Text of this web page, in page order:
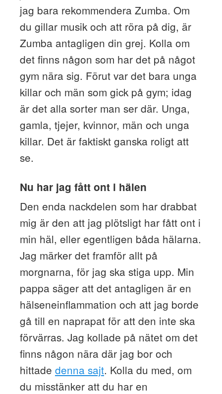
jag bara rekommendera Zumba. Om
du gillar musik och att röra på dig, är
Zumba antagligen din grej. Kolla om
det finns någon som har det på något
gym nära sig. Förut var det bara unga
killar och män som gick på gym; idag
är det alla sorter man ser där. Unga,
gamla, tjejer, kvinnor, män och unga
killar. Det är faktiskt ganska roligt att
se.
Nu har jag fått ont i hälen
Den enda nackdelen som har drabbat
mig är den att jag plötsligt har fått ont i
min häl, eller egentligen båda hälarna.
Jag märker det framför allt på
morgnarna, för jag ska stiga upp. Min
pappa säger att det antagligen är en
hälseneinflammation och att jag borde
gå till en naprapat för att den inte ska
förvärras. Jag kollade på nätet om det
finns någon nära där jag bor och
hittade denna sajt. Kolla du med, om
du misstänker att du har en